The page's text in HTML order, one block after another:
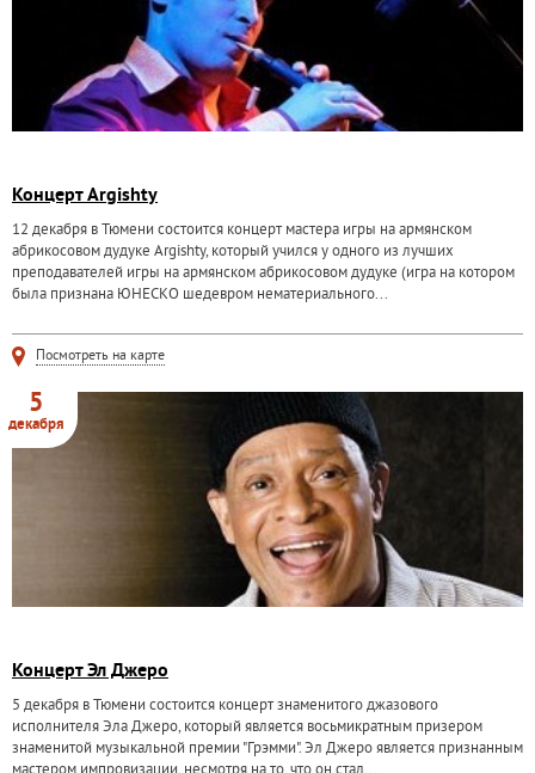
Концерт Argishty
12 декабря в Тюмени состоится концерт мастера игры на армянском
абрикосовом дудуке Argishty, который учился у одного из лучших
преподавателей игры на армянском абрикосовом дудуке (игра на котором
была признана ЮНЕСКО шeдевром нематериального...
Посмотреть на карте
5
декабря
Концерт Эл Джеро
5 декабря в Тюмени состоится концерт знаменитого джазового
исполнителя Эла Джеро, который является восьмикратным призером
знаменитой музыкальной премии "Грэмми". Эл Джеро является признанным